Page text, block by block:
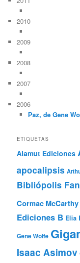
2010
2009
2008
2007
2006
Paz, de Gene
ETIQUETAS
Alamut Ediciones
apocalipsis
Bibliópolis
Cormac McCarthy
Ediciones B Elia
Gene Wolfe
Isaac Asimov